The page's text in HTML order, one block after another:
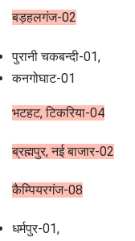
बड़हलगंज-02
पुरानी चकबन्दी-01,
कनगोघाट-01
भटहट, टिकरिया-04
ब्रह्मपुर, नई बाजार-02
कैम्पियरगंज-08
धर्मपुर-01,